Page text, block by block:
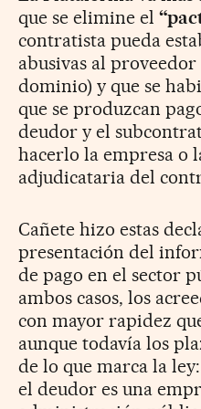
que se elimine el
contratista pueda
abusivas al
dominio) y que se
que se produzcan
deudor y el
hacerlo la empresa o
adjudicataria del
Cañete hizo estas
presentación del
de pago en el sector
ambos casos, los
con mayor rapidez
aunque todavía los
de lo que marca la
el deudor es una